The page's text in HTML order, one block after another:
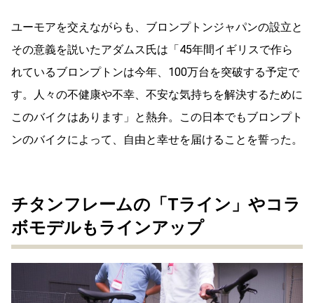
ユーモアを交えながらも、ブロンプトンジャパンの設立と
その意義を説いたアダムス氏は「45年間イギリスで作ら
れているブロンプトンは今年、100万台を突破する予定で
す。人々の不健康や不幸、不安な気持ちを解決するために
このバイクはあります」と熱弁。この日本でもブロンプト
ンのバイクによって、自由と幸せを届けることを誓った。
チタンフレームの「Tライン」やコラ
ボモデルもラインアップ